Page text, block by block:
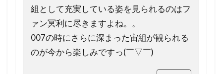
組として充実している姿を見られるのはフ
ァン冥利に尽きますよね。。
007の時にさらに深まった宙組が観られる
のが今から楽しみですっ(￣▽￣)